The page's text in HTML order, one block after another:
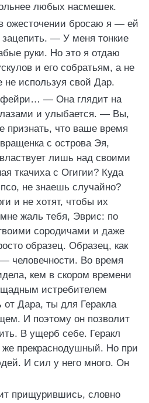
любых насмешек.
ожесточении бросаю я — ей
зацепить. — У меня тонкие
руки. Но это я отдаю
и его собратьям, а не
не используя свой Дар.
— Она глядит на
и улыбается. — Вы,
признать, что ваше время
с острова Эя,
лишь над своими
ткачиха с Огигии? Куда
не знаешь случайно?
и не хотят, чтобы их
жаль тебя, Эврис: по
сородичами и даже
образец. Образец, как
человечности. Во время
кем в скором времени
истребителем
Дара, ты для Геракла
И поэтому он позволит
В ущерб себе. Геракл
прекраснодушный. Но при
И сил у него много. Он
прищурившись, словно